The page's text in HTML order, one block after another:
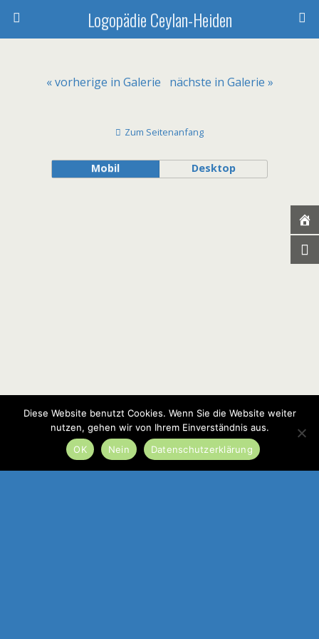
Logopädie Ceylan-Heiden
« vorherige in Galerie nächste in Galerie »
Zum Seitenanfang
Mobil Desktop
Diese Website benutzt Cookies. Wenn Sie die Website weiter
nutzen, gehen wir von Ihrem Einverständnis aus.
OK
Nein Datenschutzerklärung